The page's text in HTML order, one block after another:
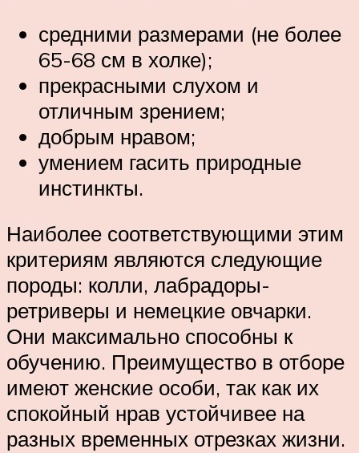
средними размерами (не более
65-68 см в холке);
прекрасными слухом и
отличным зрением;
добрым нравом;
умением гасить природные
инстинкты.
Наиболее соответствующими этим
критериям являются следующие
породы: колли, лабрадоры-
ретриверы и немецкие овчарки.
Они максимально способны к
обучению. Преимущество в отборе
имеют женские особи, так как их
спокойный нрав устойчивее на
разных временных отрезках жизни.